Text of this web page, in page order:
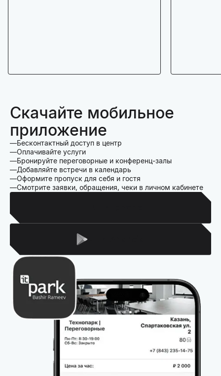
Скачайте мобильное
приложение
Бесконтактный доступ в центр
Оплачивайте услуги
Бронируйте переговорные и конференц-залы
Добавляйте встречи в календарь
Оформите пропуск для себя и гостя
Смотрите заявки, обращения, чеки в личном кабинете